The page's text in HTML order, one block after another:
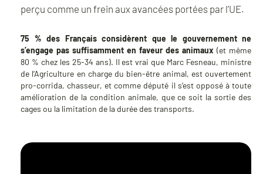
perçu comme un frein aux avancées portées par l’UE.
75 % des Français considèrent que le gouvernement ne
s’engage pas suffisamment en faveur des animaux (et même
80 % chez les 25-34 ans). Il est vrai que Marc Fesneau, ministre
de l’Agriculture en charge du bien-être animal, est ouvertement
pro-corrida, chasseur, et comme député il s’est opposé à toute
amélioration de la condition animale, que ce soit la sortie des
cages ou la limitation de la durée des transports.